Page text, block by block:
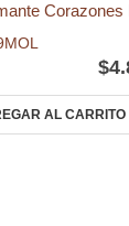
$
AL CARRITO